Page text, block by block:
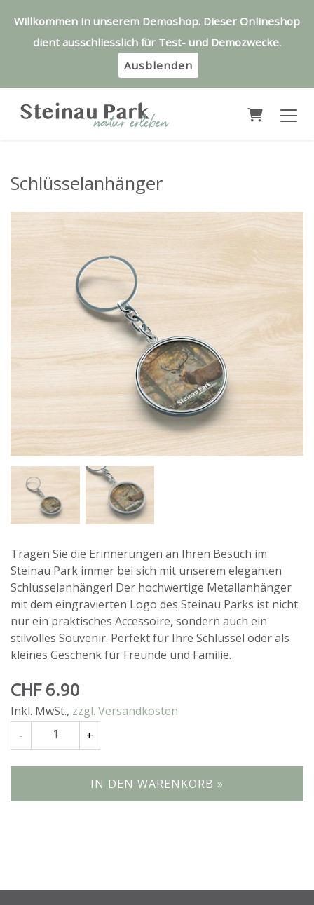
Willkommen in unserem Demoshop. Dieser Onlineshop
dient ausschliesslich für Test- und Demozwecke.
Ausblenden
Schlüsselanhänger
Tragen Sie die Erinnerungen an Ihren Besuch im
Steinau Park immer bei sich mit unserem eleganten
Schlüsselanhänger! Der hochwertige Metallanhänger
mit dem eingravierten Logo des Steinau Parks ist nicht
nur ein praktisches Accessoire, sondern auch ein
stilvolles Souvenir. Perfekt für Ihre Schlüssel oder als
kleines Geschenk für Freunde und Familie.
CHF 6.90
Inkl. MwSt., zzgl. Versandkosten
Anzahl
- +
IN DEN WARENKORB »